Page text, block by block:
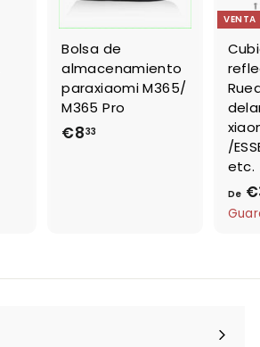
l
Bolsa de
almacenamiento
paraxiaomi M365/
M365 Pro
€833
VENTA
/
etc.
De